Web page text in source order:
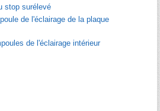
stop surélevé
de l'éclairage de la plaque
de l'éclairage intérieur